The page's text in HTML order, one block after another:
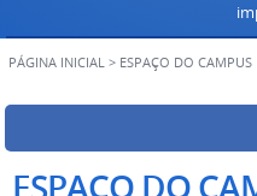
PÁGINA INICIAL > ESPAÇO DO CAMPUS
ESPAÇO DO